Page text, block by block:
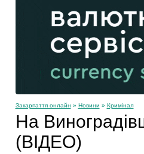
Закарпаття онлайн » Новини » Кримінал
На
(ВІДЕО)